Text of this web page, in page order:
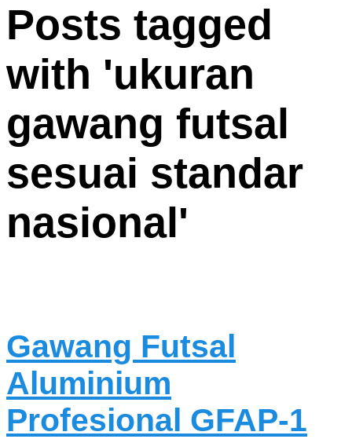
Posts tagged
with 'ukuran
gawang futsal
sesuai standar
nasional'
Gawang Futsal
Aluminium
Profesional GFAP-1